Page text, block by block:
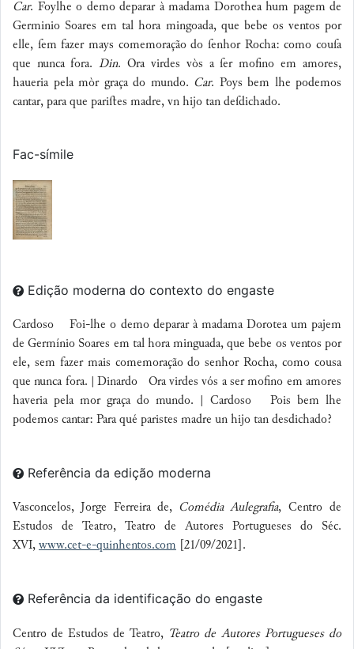
Car. Foylhe o demo deparar à madama Dorothea hum pagem de
Germinio Soares em tal hora mingoada, que bebe os ventos por
elle, ſem fazer mays comemoração do ſenhor Rocha: como couſa
que nunca fora. Din. Ora virdes vòs a ſer mofino em amores,
haueria pela mòr graça do mundo. Car. Poys bem lhe podemos
cantar, para que pariſtes madre, vn hijo tan deſdichado.
Fac-símile
Edição moderna do contexto do engaste
Cardoso Foi-lhe o demo deparar à madama Dorotea um pajem
de Germínio Soares em tal hora minguada, que bebe os ventos por
ele, sem fazer mais comemoração do senhor Rocha, como cousa
que nunca fora. | Dinardo Ora virdes vós a ser mofino em amores
haveria pela mor graça do mundo. | Cardoso Pois bem lhe
podemos cantar: Para qué paristes madre un hijo tan desdichado?
Referência da edição moderna
Vasconcelos, Jorge Ferreira de, Comédia Aulegrafia, Centro de
Estudos de Teatro, Teatro de Autores Portugueses do Séc.
XVI, www.cet-e-quinhentos.com [21/09/2021].
Referência da identificação do engaste
Centro de Estudos de Teatro, Teatro de Autores Portugueses do